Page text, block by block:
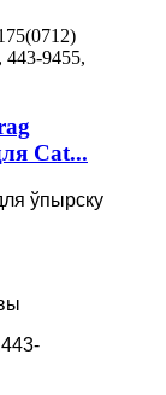
Cat...
ўпырску